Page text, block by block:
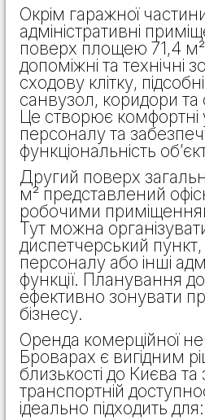
Окрім гаражної
адміністративні
поверх площею 71,4 м²
допоміжні та технічні
сходову клітку,
санвузол, коридори та
Це створює
персоналу та
функціональність
Другий поверх
м² представлений
робочими
Тут можна
диспетчерський пункт,
персоналу або інші
функції. Планування
ефективно зонувати
бізнесу.
Оренда комерційної
Броварах є вигідним
близькості до Києва та
транспортній
ідеально підходить для: